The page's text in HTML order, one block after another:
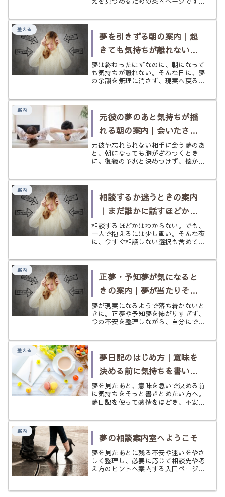
を、少しずつ整える入口をまとめまし
整える
夢を引きずる朝の案内｜起
きても気持ちが離れない日
に
夢は終わったはずなのに、朝になって
も気持ちが離れない。そんな日に、夢
の余韻を無理に消さず、現実へ戻るた
ページです。
案内
元彼の夢のあと気持ちが揺
れる朝の案内｜会いたさと
未練を急いで決めないため
に
元彼や忘れられない相手に会う夢のあ
と、朝になっても胸がざわつくとき
に。復縁の予兆と決めつけず、懐かし
分けるための案内ページです。
案内
相談するか迷うときの案内
｜まだ誰かに話すほどかわ
からない夜に
相談するほどかはわからない。でも、
一人で抱えるには少し重い。そんな夜
に、今すぐ相談しない選択も含めて、
る案内ページです。
案内
正夢・予知夢が気になると
きの案内｜夢が当たりそう
で不安な夜に
夢が現実になるようで落ち着かないと
きに。正夢や予知夢を怖がりすぎず、
今の不安を整理しながら、自分にでき
します。
整える
夢日記のはじめ方｜意味を
決める前に気持ちを書いて
みたいときに
夢を見たあと、意味を急いで決める前
に気持ちをそっと書きとめたい方へ。
夢日記を使って感情をほどき、不安を
です。
案内
夢の相談案内室へようこそ
夢を見たあとに残る不安や迷いをやさ
しく整理し、必要に応じて相談先や考
え方のヒントへ案内する入口ページで
進めます。